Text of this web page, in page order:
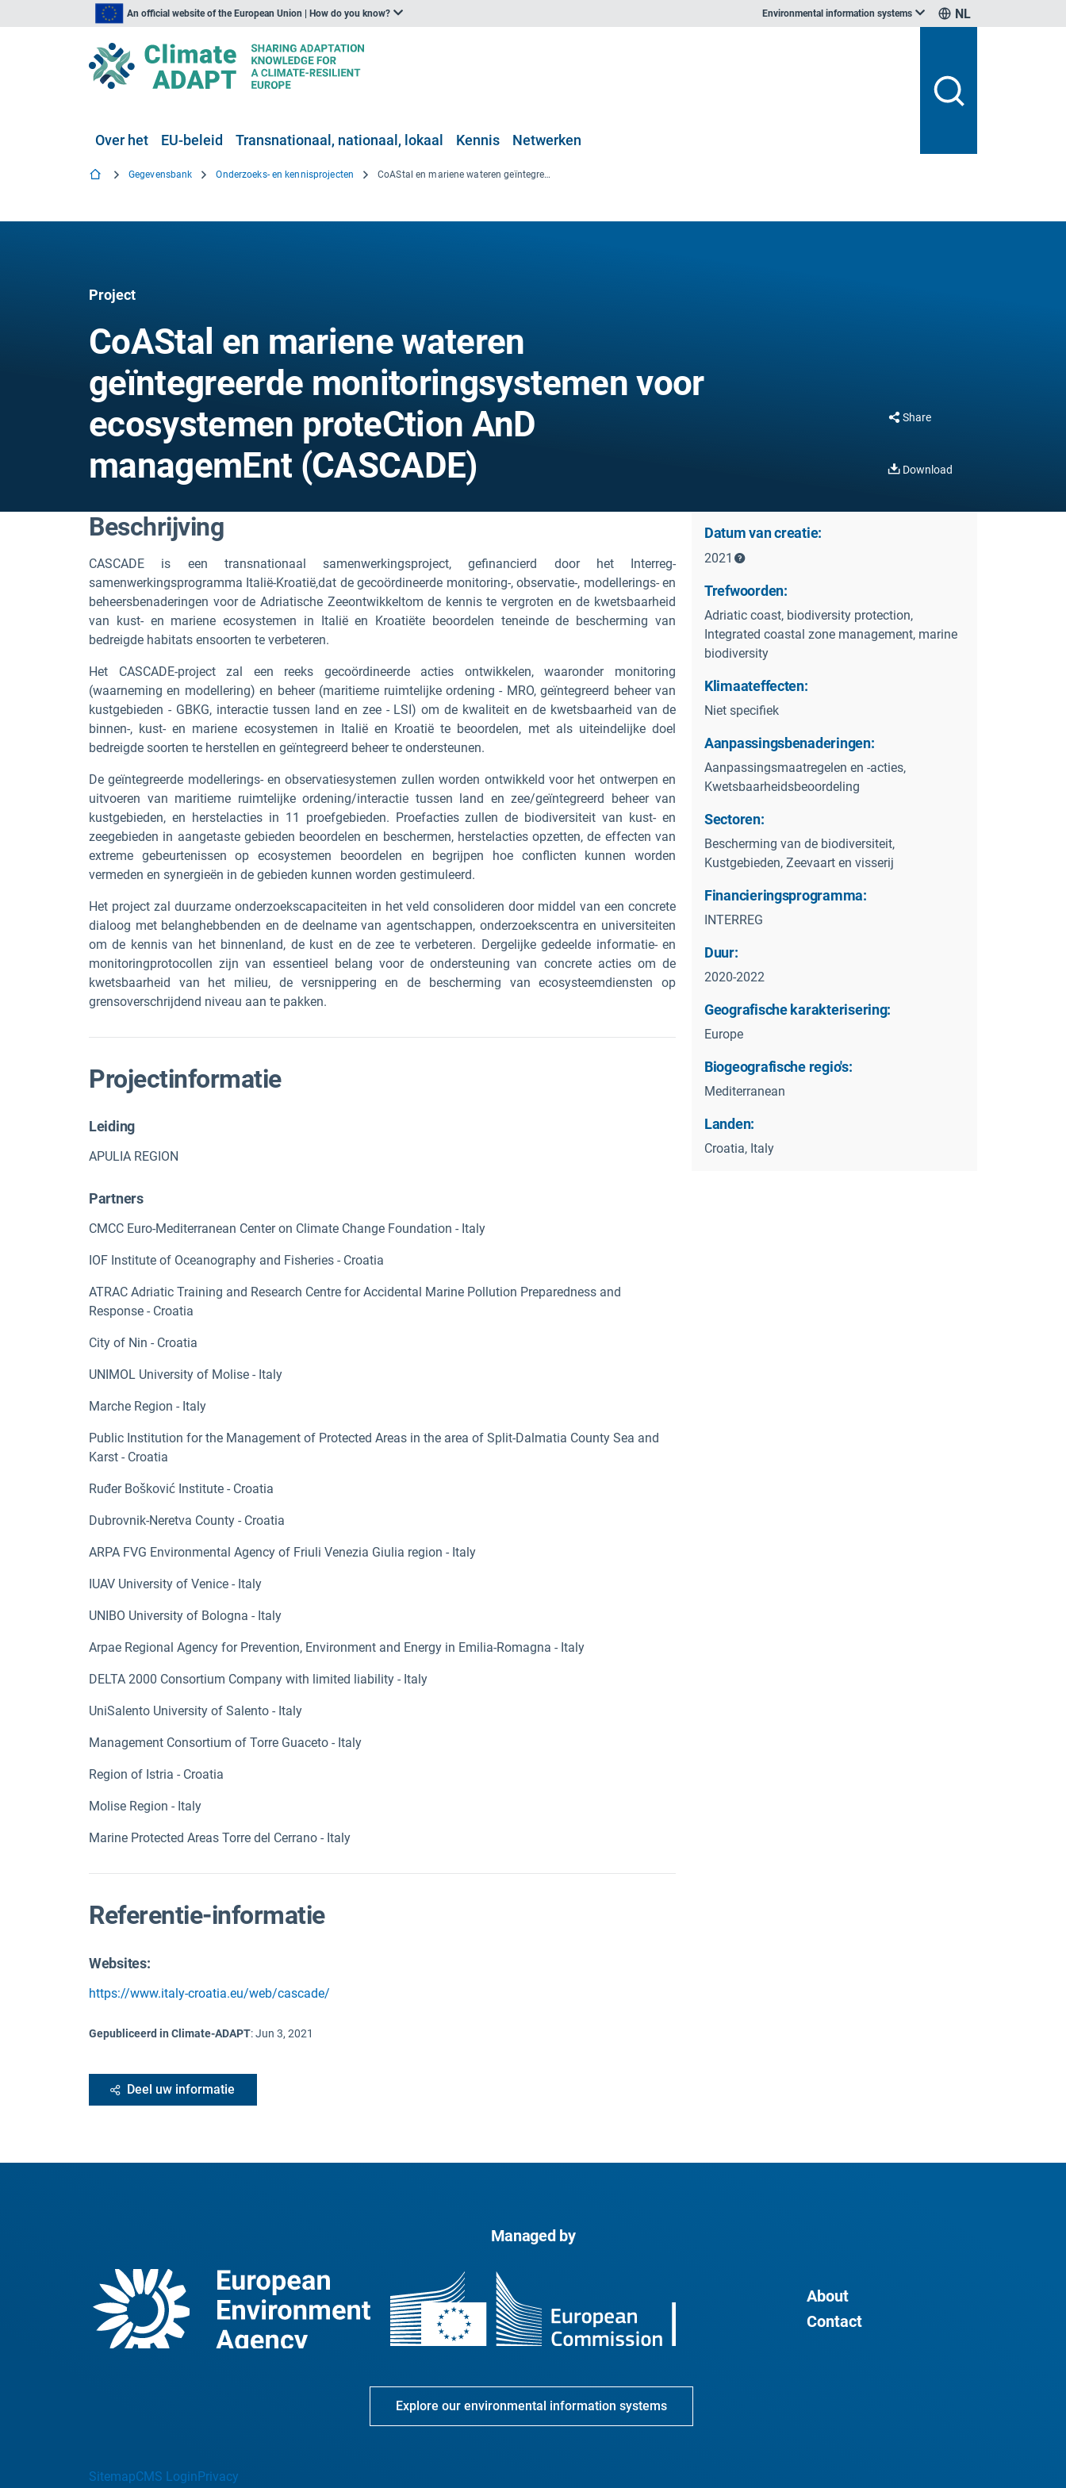
An official website of the European Union | How do you know? Environmental information systems NL
Over het EU-beleid Transnationaal, nationaal, lokaal Kennis Netwerken
Gegevensbank Onderzoeks- en kennisprojecten CoAStal en mariene wateren geïntegreerde monitoringsystemen voor ecosystemen proteCtion AnD managemEnt
Project
CoAStal en mariene wateren
geïntegreerde monitoringsystemen voor
ecosystemen proteCtion AnD
managemEnt (CASCADE)
Share
Download
Beschrijving
CASCADE is een transnationaal samenwerkingsproject,
gefinancierd door het Interreg-
samenwerkingsprogramma Italië-Kroatië,dat de gecoördineerde monitoring-, observatie-, modellerings-en
beheersbenaderingen voor de Adriatische Zeeontwikkeltom de kennis te vergroten en de kwetsbaarheid
van kust- en mariene ecosystemen in Italië en Kroatiëte beoordelen teneindede bescherming van
bedreigde habitats ensoorten te verbeteren.
Het CASCADE-project zal een reeks gecoördineerde acties ontwikkelen, waaronder monitoring
(waarneming en modellering) en beheer (maritieme ruimtelijke ordening - MRO, geïntegreerd beheer van
kustgebieden - GBKG, interactie tussen land en zee - LSI) om de kwaliteit en de kwetsbaarheid van de
binnen-, kust- en mariene ecosystemen in Italië en Kroatië te beoordelen, met als uiteindelijke doel
bedreigde soorten te herstellen en geïntegreerd beheer te ondersteunen.
De geïntegreerde modellerings- en observatiesystemen zullen worden ontwikkeld voor het ontwerpen en
uitvoeren van maritieme ruimtelijke ordening/interactie tussen land en zee/geïntegreerd beheer van
kustgebieden, en herstelacties in 11 proefgebieden. Proefacties zullen de biodiversiteit van kust- en
zeegebieden in aangetaste gebieden beoordelen en beschermen, herstelacties opzetten, de effecten van
extreme gebeurtenissen op ecosystemen beoordelen en begrijpen hoe conflicten kunnen worden
vermeden en synergieën in de gebieden kunnen worden gestimuleerd.
Het project zal duurzame onderzoekscapaciteiten in het veld consolideren door middel van een concrete
dialoog met belanghebbenden en de deelname van agentschappen, onderzoekscentra en universiteiten
om de kennis van het binnenland, de kust en de zee te verbeteren. Dergelijke gedeelde informatie- en
monitoringprotocollen zijn van essentieel belang voor de ondersteuning van concrete acties om de
kwetsbaarheid van het milieu, de versnippering en de bescherming van ecosysteemdiensten op
grensoverschrijdend niveau aan te pakken.
Projectinformatie
Leiding
APULIA REGION
Partners
CMCC Euro-Mediterranean Center on Climate Change Foundation - Italy
IOF Institute of Oceanography and Fisheries - Croatia
ATRAC Adriatic Training and Research Centre for Accidental Marine Pollution Preparedness and
Response - Croatia
City of Nin - Croatia
UNIMOL University of Molise - Italy
Marche Region - Italy
Public Institution for the Management of Protected Areas in the area of Split-Dalmatia County Sea and
Karst - Croatia
Ruđer Bošković Institute - Croatia
Dubrovnik-Neretva County - Croatia
ARPA FVG Environmental Agency of Friuli Venezia Giulia region - Italy
IUAV University of Venice - Italy
UNIBO University of Bologna - Italy
Arpae Regional Agency for Prevention, Environment and Energy in Emilia-Romagna - Italy
DELTA 2000 Consortium Company with limited liability - Italy
UniSalento University of Salento - Italy
Management Consortium of Torre Guaceto - Italy
Region of Istria - Croatia
Molise Region - Italy
Marine Protected Areas Torre del Cerrano - Italy
Referentie-informatie
Websites:
https://www.italy-croatia.eu/web/cascade/
Gepubliceerd in Climate-ADAPT:Jun 3, 2021
Deel uw informatie
Datum van creatie:
2021
Trefwoorden:
Adriatic coast, biodiversity protection,
Integrated coastal zone management, marine
biodiversity
Klimaateffecten:
Niet specifiek
Aanpassingsbenaderingen:
Aanpassingsmaatregelen en -acties,
Kwetsbaarheidsbeoordeling
Sectoren:
Bescherming van de biodiversiteit,
Kustgebieden, Zeevaart en visserij
Financieringsprogramma:
INTERREG
Duur:
2020-2022
Geografische karakterisering:
Europe
Biogeografische regio's:
Mediterranean
Landen:
Croatia, Italy
Managed by
About
Contact
Explore our environmental information systems
SitemapCMS LoginPrivacy